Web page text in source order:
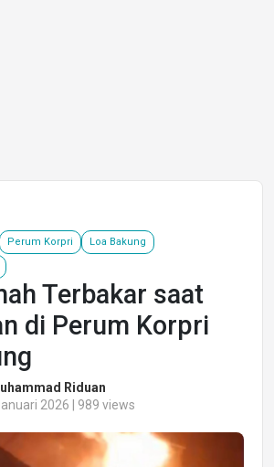
Perum Korpri Loa Bakung
Terbakar saat
di Perum Korpri
Riduan
2026 | 989 views